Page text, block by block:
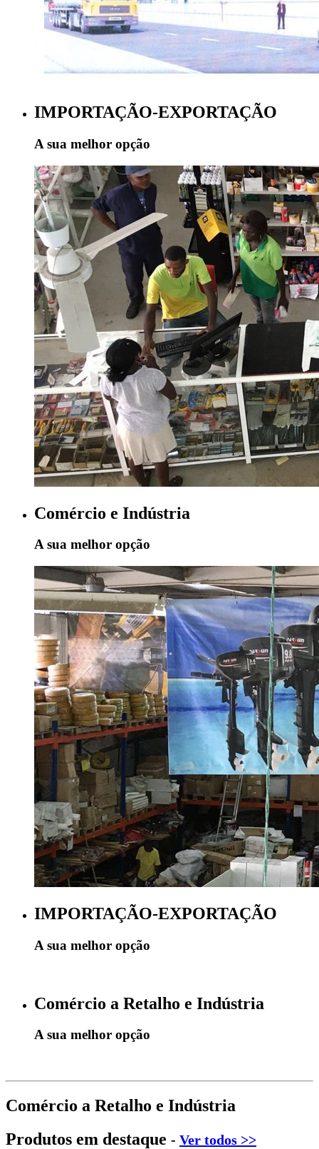
IMPORTAÇÃO-EXPORTAÇÃO
A sua melhor opção
Comércio e Indústria
A sua melhor opção
IMPORTAÇÃO-EXPORTAÇÃO
A sua melhor opção
Comércio a Retalho e Indústria
A sua melhor opção
Comércio a Retalho e Indústria
Produtos em destaque - Ver todos >>